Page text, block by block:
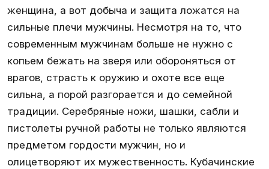
женщина, а вот добыча и защита ложатся на
сильные плечи мужчины. Несмотря на то, что
современным мужчинам больше не нужно с
копьем бежать на зверя или обороняться от
врагов, страсть к оружию и охоте все еще
сильна, а порой разгорается и до семейной
традиции. Серебряные ножи, шашки, сабли и
пистолеты ручной работы не только являются
предметом гордости мужчин, но и
олицетворяют их мужественность. Кубачинские